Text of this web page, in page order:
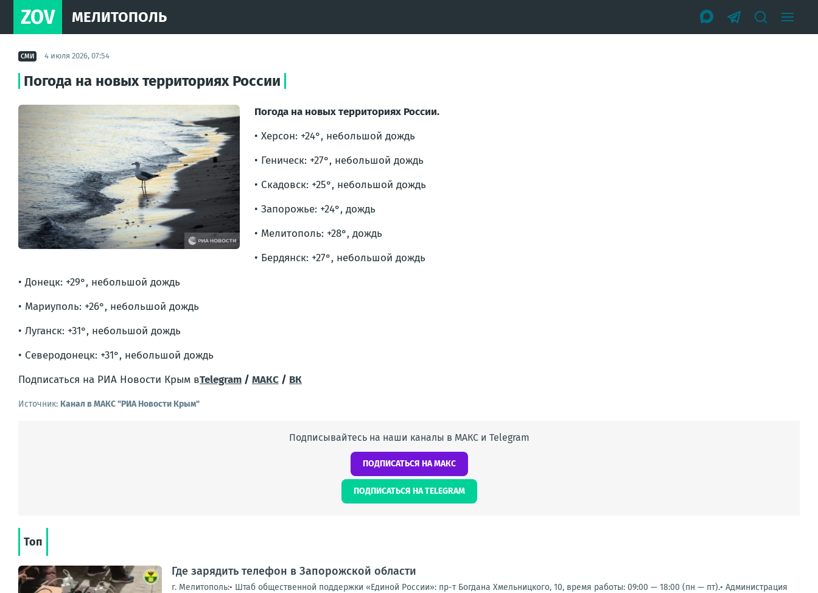
ZOV МЕЛИТОПОЛЬ
СМИ 4 июля 2026, 07:54
Погода на новых территориях России
Погода на новых территориях России.
• Херсон: +24°, небольшой дождь
• Геническ: +27°, небольшой дождь
• Скадовск: +25°, небольшой дождь
• Запорожье: +24°, дождь
• Мелитополь: +28°, дождь
• Бердянск: +27°, небольшой дождь
• Донецк: +29°, небольшой дождь
• Мариуполь: +26°, небольшой дождь
• Луганск: +31°, небольшой дождь
• Северодонецк: +31°, небольшой дождь
Подписаться на РИА Новости Крым вTelegram / МАКС / ВК
Источник: Канал в МАКС "РИА Новости Крым"
Подписывайтесь на наши каналы в МАКС и Telegram
ПОДПИСАТЬСЯ НА МАКС
ПОДПИСАТЬСЯ НА TELEGRAM
Топ
Где зарядить телефон в Запорожской области
г. Мелитополь:• Штаб общественной поддержки «Единой России»: пр-т Богдана Хмельницкого, 10, время работы: 09:00 — 18:00 (пн — пт).• Администрация